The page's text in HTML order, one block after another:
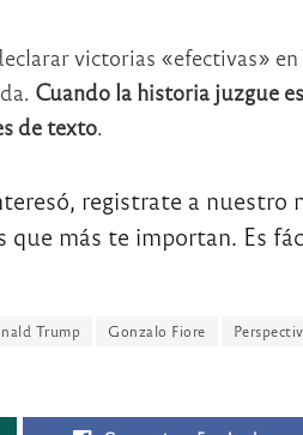
victorias «efectivas»
Cuando la historia juzgue
de texto.
registrate a
que más te importan. Es
Trump Gonzalo Fiore